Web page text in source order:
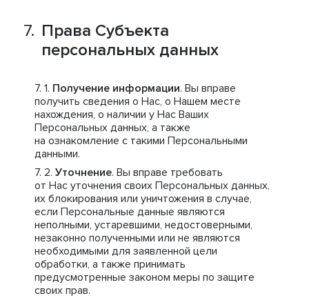
Права Субъекта
персональных данных
Получение информации. Вы вправе
получить сведения о Нас, о Нашем месте
нахождения, о наличии у Нас Ваших
Персональных данных, а также
на ознакомление с такими Персональными
данными.
Уточнение. Вы вправе требовать
от Нас уточнения своих Персональных данных,
их блокирования или уничтожения в случае,
если Персональные данные являются
неполными, устаревшими, недостоверными,
незаконно полученными или не являются
необходимыми для заявленной цели
обработки, а также принимать
предусмотренные законом меры по защите
своих прав.